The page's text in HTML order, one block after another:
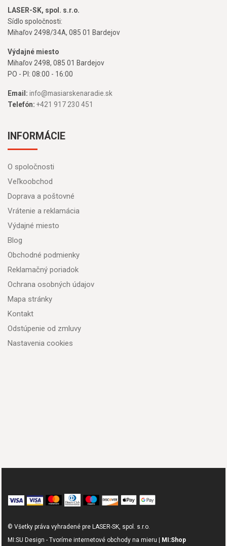
LASER-SK, spol. s.r.o.
Sídlo spoločnosti:
Mihaľov 2498/34A, 085 01 Bardejov
Výdajné miesto
Mihaľov 2498, 085 01 Bardejov
PO - PI: 08:00 - 16:00
Email: info@masiarskenaradie.sk
Telefón: +421 917 230 451
INFORMÁCIE
O spoločnosti
Veľkoobchod
Doprava a poštovné
Vrátenie a reklamácia
Výdajné miesto
Blog
Obchodné podmienky
Reklamačný poriadok
Ochrana osobných údajov
Mapa stránky
Kontakt
Odstúpenie od zmluvy
Nastavenia cookies
© Všetky práva vyhradené pre LASER-SK, spol. s.r.o.
MI:SU Design - Tvoríme internetové obchody na mieru |
MI:Shop